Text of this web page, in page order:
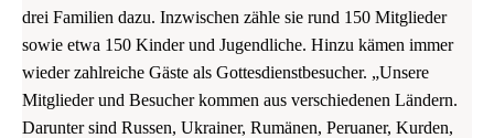
drei Familien dazu. Inzwischen zähle sie rund 150 Mitglieder
sowie etwa 150 Kinder und Jugendliche. Hinzu kämen immer
wieder zahlreiche Gäste als Gottesdienstbesucher. „Unsere
Mitglieder und Besucher kommen aus verschiedenen Ländern.
Darunter sind Russen, Ukrainer, Rumänen, Peruaner, Kurden,